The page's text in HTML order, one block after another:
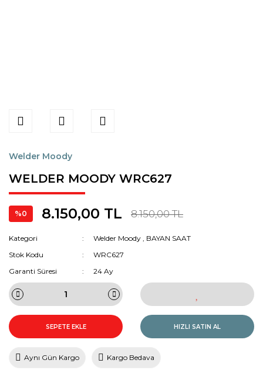
Welder Moody
WELDER MOODY WRC627
%0 8.150,00 TL 8.150,00 TL
Kategori Welder Moody , BAYAN SAAT
Stok Kodu
WRC627
Garanti Süresi
24 Ay
SEPETE EKLE HIZLI SATIN AL
Aynı Gün Kargo Kargo Bedava